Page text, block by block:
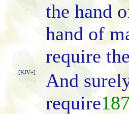
the hand
hand of
require
[KJV+] And
require